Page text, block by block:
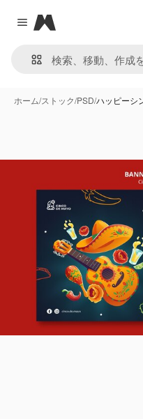
Close menu
Magnific
ホーム/ストック/PSD/ハッピーシ